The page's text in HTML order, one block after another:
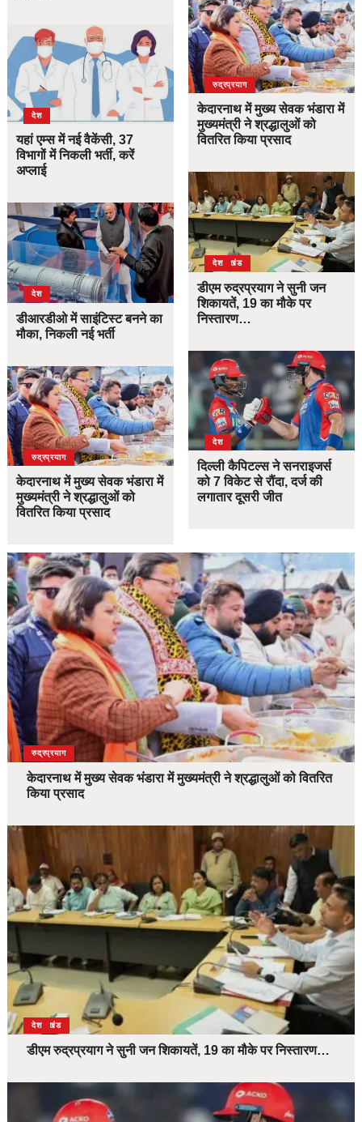
देश
यहां एम्स में नई वैकेंसी, 37
विभागों में निकली भर्ती, करें
अप्लाई
देश
डीआरडीओ में साइंटिस्ट बनने का
मौका, निकली नई भर्ती
उत्तराखंड
देश
रुद्रप्रयाग
केदारनाथ में मुख्य सेवक भंडारा में
मुख्यमंत्री ने श्रद्धालुओं को
वितरित किया प्रसाद
उत्तराखंड
देश
रुद्रप्रयाग
केदारनाथ में मुख्य सेवक भंडारा में
मुख्यमंत्री ने श्रद्धालुओं को
वितरित किया प्रसाद
उत्तराखंड
देश
डीएम रुद्रप्रयाग ने सुनी जन
शिकायतें, 19 का मौके पर
निस्तारण…
देश
दिल्ली कैपिटल्स ने सनराइजर्स
को 7 विकेट से रौंदा, दर्ज की
लगातार दूसरी जीत
उत्तराखंड
देश
रुद्रप्रयाग
केदारनाथ में मुख्य सेवक भंडारा में मुख्यमंत्री ने श्रद्धालुओं को वितरित
किया प्रसाद
उत्तराखंड
देश
डीएम रुद्रप्रयाग ने सुनी जन शिकायतें, 19 का मौके पर निस्तारण…